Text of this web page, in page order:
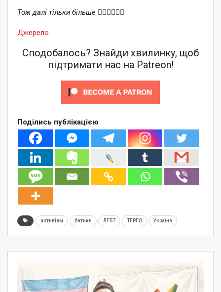
Тож далі тільки більше ✊🏽🇺🇦🏳️‍🌈
Джерело
Сподобалось? Знайди хвилинку, щоб
підтримати нас на Patreon!
Поділись публікацією
активізм батьки ЛГБТ ТЕРГО Україна